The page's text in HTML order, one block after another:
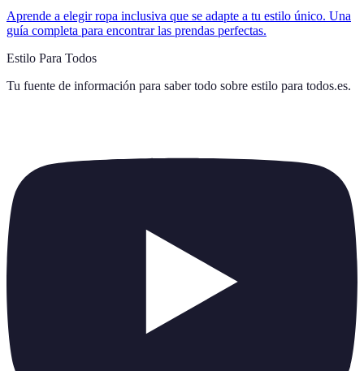
Aprende a elegir ropa inclusiva que se adapte a tu estilo único. Una
guía completa para encontrar las prendas perfectas.
Estilo Para Todos
Tu fuente de información para saber todo sobre estilo para todos.es.